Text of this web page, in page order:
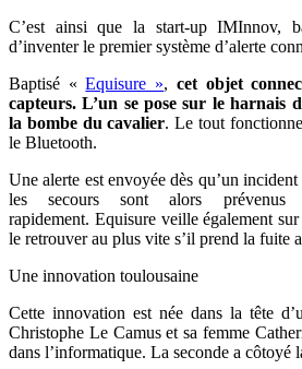
C’est ainsi que la start-up IMInnov,
d’inventer le premier système d’alerte
Baptisé «Equisure », cet objet
capteurs. L’un se pose sur le harnais
la bombe du cavalier. Le tout
le Bluetooth.
Une alerte est envoyée dès qu’un
les secours sont alors prévenus
rapidement. Equisure veille également
le retrouver au plus vite s’il prend la fuite
Une innovation toulousaine
Cette innovation est née dans la tête
Christophe Le Camus et sa femme
dans l’informatique. La seconde a côtoyé